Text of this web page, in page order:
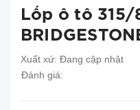
Lốp ô tô 315/
Xuất xứ: Đang cập nhật
Đánh giá: